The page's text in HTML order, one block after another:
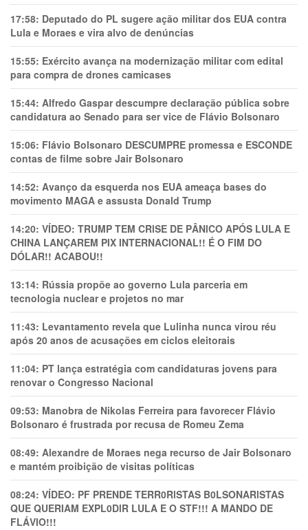
17:58: Deputado do PL sugere ação militar dos EUA contra
Lula e Moraes e vira alvo de denúncias
15:55: Exército avança na modernização militar com edital
para compra de drones camicases
15:44: Alfredo Gaspar descumpre declaração pública sobre
candidatura ao Senado para ser vice de Flávio Bolsonaro
15:06: Flávio Bolsonaro DESCUMPRE promessa e ESCONDE
contas de filme sobre Jair Bolsonaro
14:52: Avanço da esquerda nos EUA ameaça bases do
movimento MAGA e assusta Donald Trump
14:20: VÍDEO: TRUMP TEM CRlSE DE PÂNlCO APÓS LULA E
CHINA LANÇAREM PIX INTERNACIONAL!! É O FIM DO
DÓLAR!! ACABOU!!
13:14: Rússia propõe ao governo Lula parceria em
tecnologia nuclear e projetos no mar
11:43: Levantamento revela que Lulinha nunca virou réu
após 20 anos de acusações em ciclos eleitorais
11:04: PT lança estratégia com candidaturas jovens para
renovar o Congresso Nacional
09:53: Manobra de Nikolas Ferreira para favorecer Flávio
Bolsonaro é frustrada por recusa de Romeu Zema
08:49: Alexandre de Moraes nega recurso de Jair Bolsonaro
e mantém proibição de visitas políticas
08:24: VÍDEO: PF PRENDE TERR0RlSTAS B0LSONARlSTAS
QUE QUERIAM EXPL0DlR LULA E O STF!!! A MANDO DE
FLÁVIO!!!